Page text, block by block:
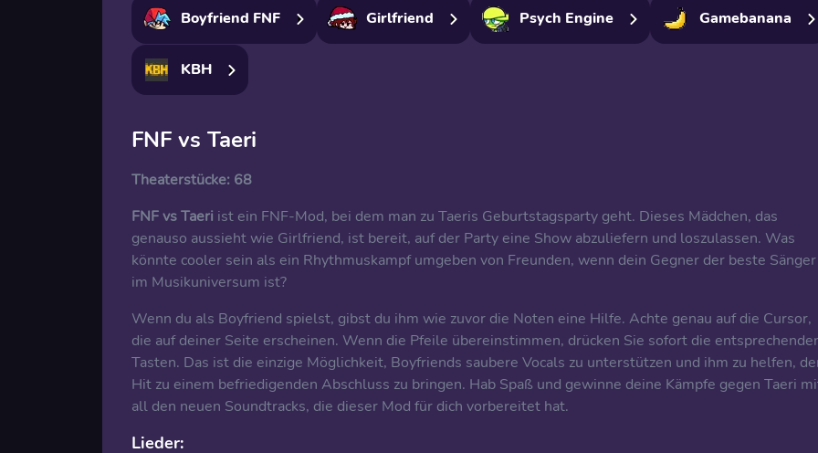
Boyfriend FNF Girlfriend Psych Engine Gamebanana
KBH
FNF vs Taeri
Theaterstücke: 68
FNF vs Taeri ist ein FNF-Mod, bei dem man zu Taeris Geburtstagsparty geht. Dieses Mädchen, das
genauso aussieht wie Girlfriend, ist bereit, auf der Party eine Show abzuliefern und loszulassen. Was
könnte cooler sein als ein Rhythmuskampf umgeben von Freunden, wenn dein Gegner der beste Sänger
im Musikuniversum ist?
Wenn du als Boyfriend spielst, gibst du ihm wie zuvor die Noten eine Hilfe. Achte genau auf die Cursor,
die auf deiner Seite erscheinen. Wenn die Pfeile übereinstimmen, drücken Sie sofort die
Tasten. Das ist die einzige Möglichkeit, Boyfriends saubere Vocals zu unterstützen und ihm zu helfen,
Hit zu einem befriedigenden Abschluss zu bringen. Hab Spaß und gewinne deine Kämpfe gegen Taeri
all den neuen Soundtracks, die dieser Mod für dich vorbereitet hat.
Lieder: